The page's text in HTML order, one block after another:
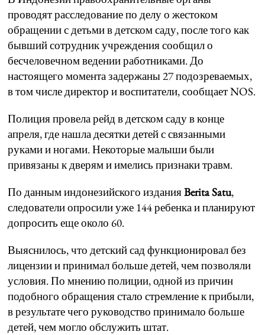
проводят расследование по делу о жестоком
обращении с детьми в детском саду, после того как
бывший сотрудник учреждения сообщил о
бесчеловечном ведении работниками. До
настоящего момента задержаны 27 подозреваемых,
в том числе директор и воспитатели, сообщает NOS.
Полиция провела рейд в детском саду в конце
апреля, где нашла десятки детей с связанными
руками и ногами. Некоторые малыши были
привязаны к дверям и имелись признаки травм.
По данным индонезийского изданияBerita Satu,
следователи опросили уже 144 ребенка и планируют
допросить еще около 60.
Выяснилось, что детский сад функционировал без
лицензии и принимал больше детей, чем позволяли
условия. По мнению полиции, одной из причин
подобного обращения стало стремление к прибыли,
в результате чего руководство принимало больше
детей, чем могло обслужить штат.